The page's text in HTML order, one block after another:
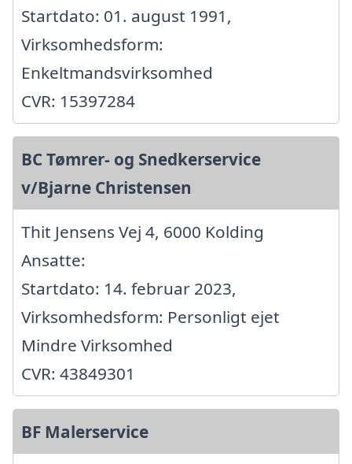
Startdato: 01. august 1991,
Virksomhedsform:
Enkeltmandsvirksomhed
CVR: 15397284
BC Tømrer- og Snedkerservice
v/Bjarne Christensen
Thit Jensens Vej 4, 6000 Kolding
Ansatte:
Startdato: 14. februar 2023,
Virksomhedsform: Personligt ejet
Mindre Virksomhed
CVR: 43849301
BF Malerservice